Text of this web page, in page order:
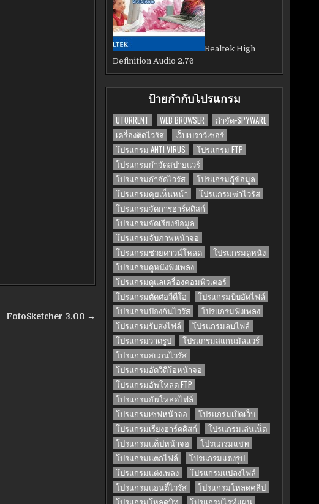
FotoSketcher 3.00 →
Realtek High
Definition Audio 2.76
ป้ายกำกับโปรแกรม
UTORRENT WEB BROWSER
กำจัด-SPYWARE
เครื่องติดไวรัส
เว็บเบราว์เซอร์
โปรแกรม ANTI VIRUS
โปรแกรม FTP
โปรแกรมกำจัดสปายแวร์
โปรแกรมกำจัดไวรัส
โปรแกรมกู้ข้อมูล
โปรแกรมคุยเห็นหน้า
โปรแกรมฆ่าไวรัส
โปรแกรมจัดการฮาร์ดดิสก์
โปรแกรมจัดเรียงข้อมูล
โปรแกรมจับภาพหน้าจอ
โปรแกรมช่วยดาวน์โหลด
โปรแกรมดูหนัง
โปรแกรมดูหนังฟังเพลง
โปรแกรมดูแลเครื่องคอมพิวเตอร์
โปรแกรมตัดต่อวีดีโอ
โปรแกรมบีบอัดไฟล์
โปรแกรมป้องกันไวรัส
โปรแกรมฟังเพลง
โปรแกรมรับส่งไฟล์
โปรแกรมลบไฟล์
โปรแกรมวาดรูป
โปรแกรมสแกนมัลแวร์
โปรแกรมสแกนไวรัส
โปรแกรมอัดวีดีโอหน้าจอ
โปรแกรมอัพโหลด FTP
โปรแกรมอัพโหลดไฟล์
โปรแกรมเซฟหน้าจอ
โปรแกรมเปิดเว็บ
โปรแกรมเรียงฮาร์ดดิสก์
โปรแกรมเล่นเน็ต
โปรแกรมแค็ปหน้าจอ
โปรแกรมแชท
โปรแกรมแตกไฟล์
โปรแกรมแต่งรูป
โปรแกรมแต่งเพลง
โปรแกรมแปลงไฟล์
โปรแกรมแอนตี้ไวรัส
โปรแกรมโหลดคลิป
โปรแกรมโหลดบิท
โปรแกรมไรท์แผ่น